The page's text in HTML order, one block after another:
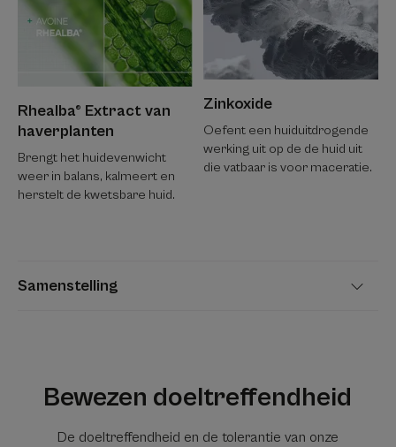
Samenstelling
Rhealba® Extract van
haverplanten
Brengt het huidevenwicht
weer in balans, kalmeert en
herstelt de kwetsbare huid.
Zinkoxide
Oefent een huiduitdrogende
werking uit op de de huid uit
die vatbaar is voor maceratie.
Bewezen doeltreffendheid
De doeltreffendheid en de tolerantie van onze